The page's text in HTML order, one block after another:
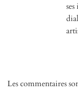
Les commentaires